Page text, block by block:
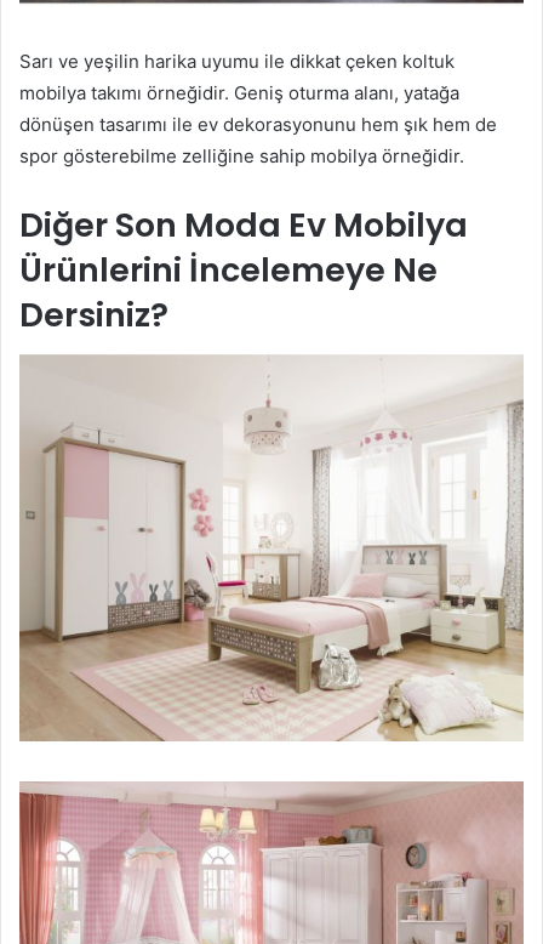
Sarı ve yeşilin harika uyumu ile dikkat çeken koltuk
mobilya takımı örneğidir. Geniş oturma alanı, yatağa
dönüşen tasarımı ile ev dekorasyonunu hem şık hem de
spor gösterebilme zelliğine sahip mobilya örneğidir.
Diğer Son Moda Ev Mobilya
Ürünlerini İncelemeye Ne
Dersiniz?